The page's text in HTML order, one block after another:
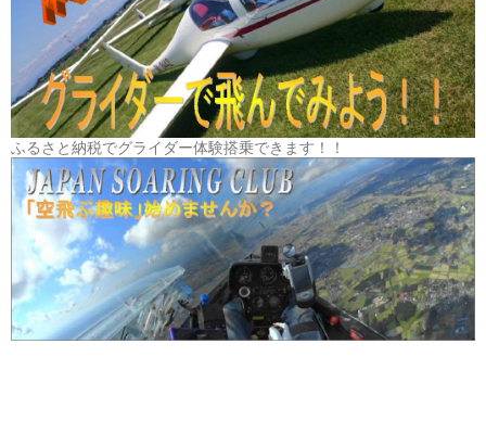
ふるさと納税でグライダー体験搭乗できます！！